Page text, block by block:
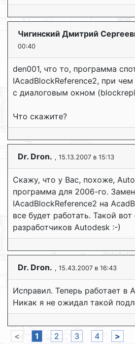
Чигинский Дмитрий
00:40
den001, что то, программа
IAcadBlockReference2, при
с диалоговым окном
Что скажите?
Dr. Dron. , 15.13.2007 в 15:13
Скажу, что у Вас, похоже,
программа для 2006-го.
IAcadBlockReference2 на
все будет работать. Такой
разработчиков Autodesk :-)
Dr. Dron. , 15.43.2007 в 16:43
Исправил. Теперь работает в
Никак я не ожидал такой
< 1 2 3 4
>